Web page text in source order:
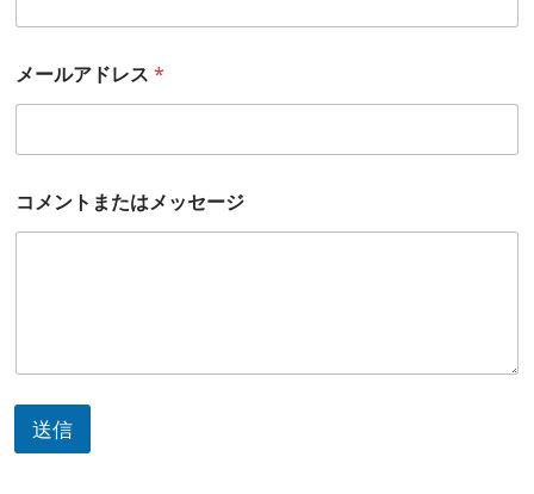
メールアドレス *
コメントまたはメッセージ
送信